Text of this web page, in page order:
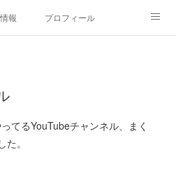
報 プロフィール
てるYouTubeチャンネル、まく
。